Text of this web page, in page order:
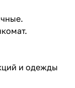
и одежды